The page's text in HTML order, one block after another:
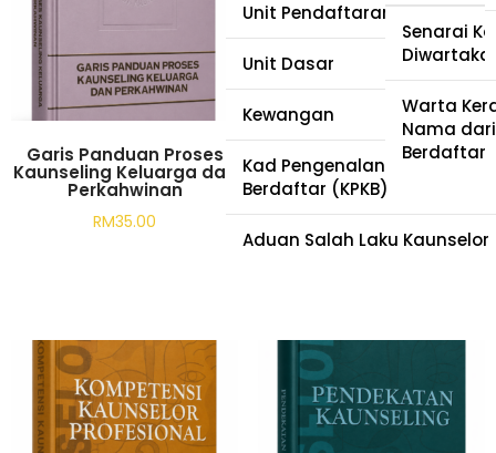
Unit Pendaftaran dan
Unit Dasar
Kewangan
Kad Pengenalan Kaunselor
Berdaftar (KPKB)
Aduan Salah Laku Kaunselor
Pewartaan
Senarai
Warta
Nama
Berdaftar
Tabung
Garis Panduan Proses
Kaunseling Keluarga dan
Perkahwinan
RM35.00
Kod Etika Kaunselor
RM35.00
Add to cart